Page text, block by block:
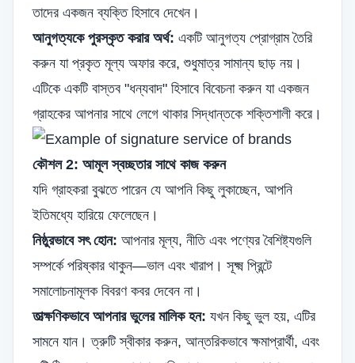
তাদের একজন ব্যক্তি হিসাবে দেখেন।
আনুগত্যকে পুরস্কৃত করার অর্থ: একটি আনুগত্য প্রোগ্রাম তৈরি
করুন যা প্রকৃত মূল্য অফার করে, শুধুমাত্র সামান্য ছাড় নয়।
এটিকে একটি বাস্তব "ধন্যবাদ" হিসাবে বিবেচনা করুন যা একজন
গ্রাহকের আপনার সাথে লেগে থাকার সিদ্ধান্তকে শক্তিশালী করে।
কৌশল 2: আমূল স্বচ্ছতার সাথে কাজ করুন
যদি গ্রাহকরা বুঝতে পারেন যে আপনি কিছু লুকাচ্ছেন, আপনি
ইতিমধ্যে হারিয়ে ফেলেছেন।
নিষ্ঠুরভাবে সৎ হোন: আপনার মূল্য, নীতি এবং পণ্যের বৈশিষ্ট্যগুলি
সম্পর্কে পরিষ্কার থাকুন—ভাল এবং খারাপ। সূক্ষ্ম প্রিন্টে
সমালোচনামূলক বিবরণ কবর দেবেন না।
তাত্ক্ষণিকভাবে আপনার ভুলের মালিক হন: যখন কিছু ভুল হয়, এটির
সামনে যান। ত্রুটি স্বীকার করুন, আন্তরিকভাবে ক্ষমাপ্রার্থী, এবং